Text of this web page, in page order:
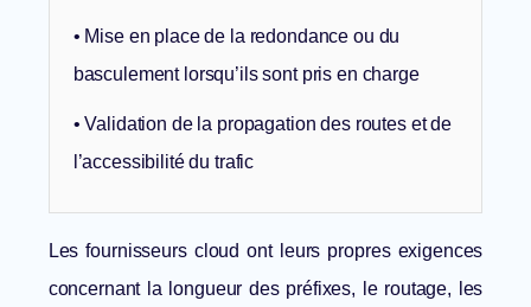
• Mise en place de la redondance ou du
basculement lorsqu’ils sont pris en charge
• Validation de la propagation des routes et de
l’accessibilité du trafic
Les fournisseurs cloud ont leurs propres exigences
concernant la longueur des préfixes, le routage, les